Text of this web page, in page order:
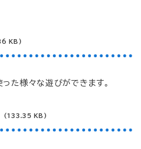
KB)
った様々な遊びができます。
(133.35 KB)